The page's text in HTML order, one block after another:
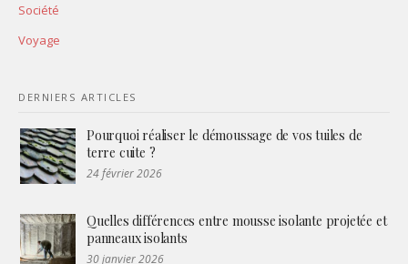
Société
Voyage
DERNIERS ARTICLES
Pourquoi réaliser le démoussage de vos tuiles de
terre cuite ?
24 février 2026
Quelles différences entre mousse isolante projetée et
panneaux isolants
30 janvier 2026